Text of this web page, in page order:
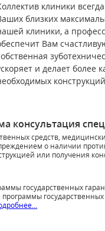
клиники
близких
клиники, а
Вам
и делает более
консультация
средств,
о наличии
или получения
государственных
государственных